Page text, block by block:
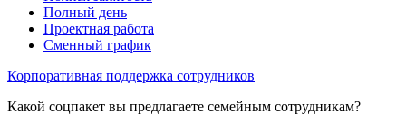
Полный день
Проектная работа
Сменный график
Корпоративная поддержка сотрудников
Какой соцпакет вы предлагаете семейным сотрудникам?